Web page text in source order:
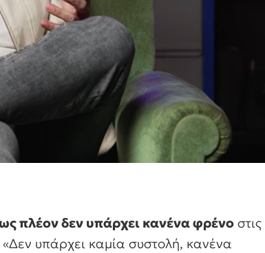
πλέον δεν υπάρχει κανένα φρένο στις
«Δεν υπάρχει καμία συστολή, κανένα